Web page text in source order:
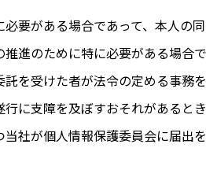
要がある場合であって、本人の
進のために特に必要がある場合
を受けた者が法令の定める事務
に支障を及ぼすおそれがあるとき
社が個人情報保護委員会に届出